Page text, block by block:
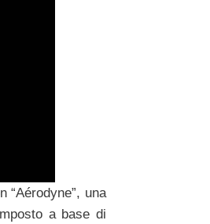
“Aérodyne”, una
a base di